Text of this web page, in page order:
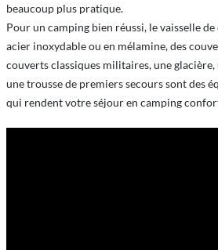
beaucoup plus pratique.
Pour un camping bien réussi, le vaisselle
acier inoxydable ou en mélamine, des
couverts classiques militaires, une
une trousse de premiers secours sont des
qui rendent votre séjour en camping